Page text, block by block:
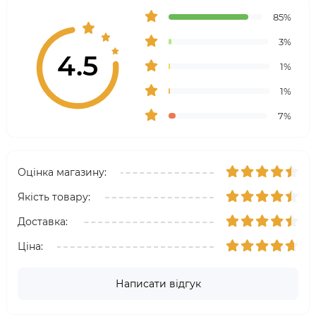
4.5
85%
3%
1%
1%
7%
Оцінка магазину:
Якість товару:
Доставка:
Ціна:
Написати відгук